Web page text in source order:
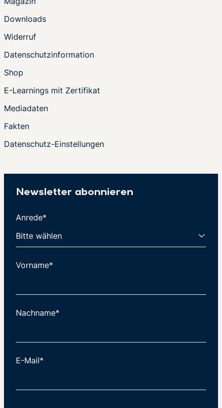
Downloads
Widerruf
Datenschutzinformation
Shop
E-Learnings mit Zertifikat
Mediadaten
Fakten
Datenschutz-Einstellungen
Newsletter abonnieren
Anrede*
Vorname*
Nachname*
E-Mail*